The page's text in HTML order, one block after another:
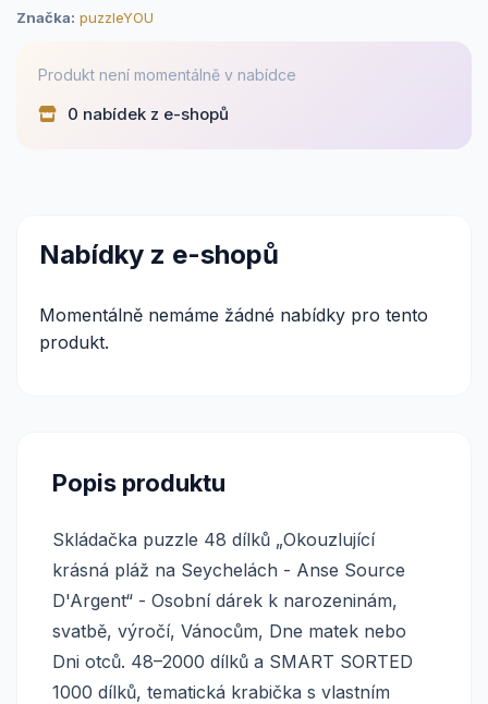
Značka: puzzleYOU
Produkt není momentálně v nabídce
0 nabídek z e-shopů
Nabídky z e-shopů
Momentálně nemáme žádné nabídky pro tento
produkt.
Popis produktu
Skládačka puzzle 48 dílků „Okouzlující
krásná pláž na Seychelách - Anse Source
D'Argent“ - Osobní dárek k narozeninám,
svatbě, výročí, Vánocům, Dne matek nebo
Dni otců. 48–2000 dílků a SMART SORTED
1000 dílků, tematická krabička s vlastním